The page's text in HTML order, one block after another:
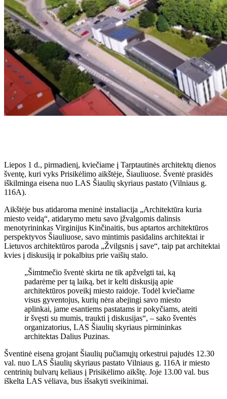
Liepos 1 d., pirmadienį, kviečiame į Tarptautinės architektų dienos
šventę, kuri vyks Prisikėlimo aikštėje, Šiauliuose. Šventė prasidės
iškilminga eisena nuo LAS Šiaulių skyriaus pastato (Vilniaus g.
116A).
Aikštėje bus atidaroma meninė instaliacija „Architektūra kuria
miesto veidą“, atidarymo metu savo įžvalgomis dalinsis
menotyrininkas Virginijus Kinčinaitis, bus aptartos architektūros
perspektyvos Šiauliuose, savo mintimis pasidalins architektai ir
Lietuvos architektūros paroda „Žvilgsnis į save“, taip pat architektai
kvies į diskusiją ir pokalbius prie vaišių stalo.
„Šimtmečio šventė skirta ne tik apžvelgti tai, ką
padarėme per tą laiką, bet ir kelti diskusiją apie
architektūros poveikį miesto raidoje. Todėl kviečiame
visus gyventojus, kurių nėra abejingi savo miesto
aplinkai, jame esantiems pastatams ir pokyčiams, ateiti
ir švęsti su mumis, traukti į diskusijas“, – sako šventės
organizatorius, LAS Šiaulių skyriaus pirmininkas
architektas Dalius Puzinas.
Šventinė eisena grojant Šiaulių pučiamųjų orkestrui pajudės 12.30
val. nuo LAS Šiaulių skyriaus pastato Vilniaus g. 116A ir miesto
centrinių bulvarų keliaus į Prisikėlimo aikštę. Joje 13.00 val. bus
iškelta LAS vėliava, bus išsakyti sveikinimai.